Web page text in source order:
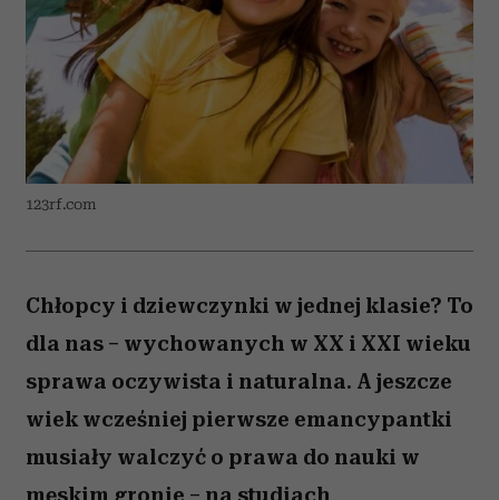
123rf.com
Chłopcy i dziewczynki w jednej klasie? To
dla nas – wychowanych w XX i XXI wieku
sprawa oczywista i naturalna. A jeszcze
wiek wcześniej pierwsze emancypantki
musiały walczyć o prawa do nauki w